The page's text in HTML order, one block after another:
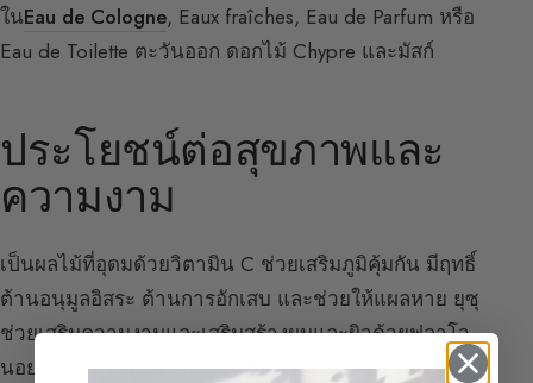
ในEau de Cologne, Eaux fraîches, Eau de Parfum หรือ
Eau de Toilette ตะวันออก ดอกไม้ Chypre และมัสก์
ประโยชน์ต่อสุขภาพและ
ความงาม
เป็นผลไม้ที่อุดมด้วยวิตามิน C ช่วยเสริมภูมิคุ้มกัน มีฤทธิ์
ต้านอนุมูลอิสระ ต้านการอักเสบ และช่วยให้แผลหาย ยุซุ
ช่วยเสริมความงามและเสริมสร้างผมและผิวด้วยฟลาโว
นอยด์และวิตามิน C ในญี่ปุ่น มีการใช้ยุซุในเครื่องสำอาง